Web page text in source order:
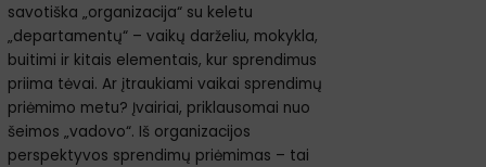
savotiška „organizacija“ su keletu
„departamentų“ – vaikų darželiu, mokykla,
buitimi ir kitais elementais, kur sprendimus
priima tėvai. Ar įtraukiami vaikai sprendimų
priėmimo metu? Įvairiai, priklausomai nuo
šeimos „vadovo“. Iš organizacijos
perspektyvos sprendimų priėmimas – tai